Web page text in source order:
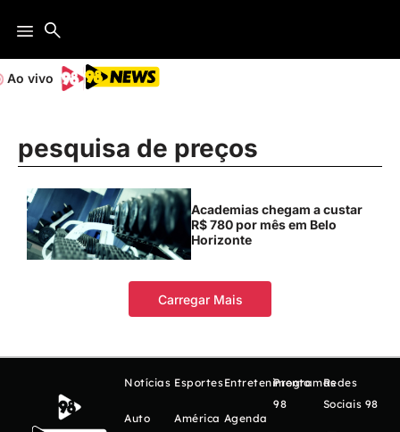
Ao vivo
pesquisa de preços
Academias chegam a custar
R$ 780 por mês em Belo
Horizonte
Carregar Mais
Notícias
Auto
Esportes
América
Entretenimento
Agenda
Programas
98
Redes
Sociais 98